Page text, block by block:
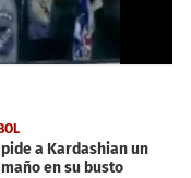
a Kardashian un
en su busto